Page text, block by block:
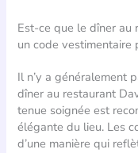
Est-ce que le dîner au
un code vestimentaire
Il n’y a généralement
dîner au restaurant
tenue soignée est
élégante du lieu. Les
d’une manière qui